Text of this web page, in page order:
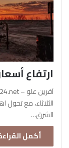
ارتفاع
الثلاثاء، مع
الشرق…
أكمل